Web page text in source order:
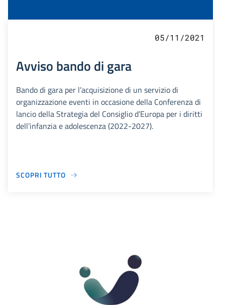
05/11/2021
Avviso bando di gara
Bando di gara per l’acquisizione di un servizio di
organizzazione eventi in occasione della Conferenza di
lancio della Strategia del Consiglio d’Europa per i diritti
dell’infanzia e adolescenza (2022-2027).
SCOPRI TUTTO